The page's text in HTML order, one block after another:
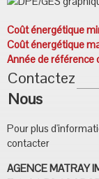
Coût énergétique
Coût énergétique
Année de référence
Contactez
Nous
Pour plus
contacter
AGENCE MATRAY